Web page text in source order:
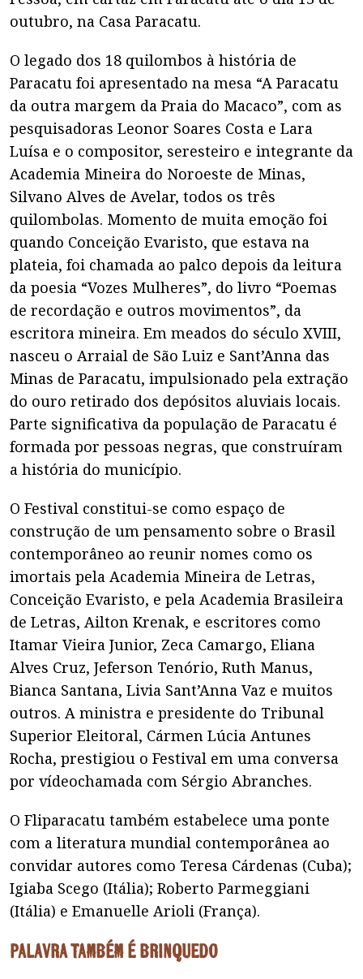
outubro, na Casa Paracatu.
O legado dos 18 quilombos à história de
Paracatu foi apresentado na mesa “A Paracatu
da outra margem da Praia do Macaco”, com as
pesquisadoras Leonor Soares Costa e Lara
Luísa e o compositor, seresteiro e integrante da
Academia Mineira do Noroeste de Minas,
Silvano Alves de Avelar, todos os três
quilombolas. Momento de muita emoção foi
quando Conceição Evaristo, que estava na
plateia, foi chamada ao palco depois da leitura
da poesia “Vozes Mulheres”, do livro “Poemas
de recordação e outros movimentos”, da
escritora mineira. Em meados do século XVIII,
nasceu o Arraial de São Luiz e Sant’Anna das
Minas de Paracatu, impulsionado pela extração
do ouro retirado dos depósitos aluviais locais.
Parte significativa da população de Paracatu é
formada por pessoas negras, que construíram
a história do município.
O Festival constitui-se como espaço de
construção de um pensamento sobre o Brasil
contemporâneo ao reunir nomes como os
imortais pela Academia Mineira de Letras,
Conceição Evaristo, e pela Academia Brasileira
de Letras, Ailton Krenak, e escritores como
Itamar Vieira Junior, Zeca Camargo, Eliana
Alves Cruz, Jeferson Tenório, Ruth Manus,
Bianca Santana, Livia Sant’Anna Vaz e muitos
outros. A ministra e presidente do Tribunal
Superior Eleitoral, Cármen Lúcia Antunes
Rocha, prestigiou o Festival em uma conversa
por vídeochamada com Sérgio Abranches.
O Fliparacatu também estabelece uma ponte
com a literatura mundial contemporânea ao
convidar autores como Teresa Cárdenas (Cuba);
Igiaba Scego (Itália); Roberto Parmeggiani
(Itália) e Emanuelle Arioli (França).
Palavra também é brinquedo